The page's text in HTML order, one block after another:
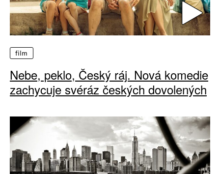
film
Nebe, peklo, Český ráj. Nová komedie
zachycuje svéráz českých dovolených